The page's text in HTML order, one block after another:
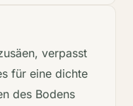
verpasst
für eine dichte
des Bodens